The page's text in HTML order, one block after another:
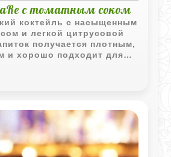
с томатным соком
коктейль с насыщенным
и легкой цитрусовой
получается плотным,
и хорошо подходит для
в охлажденном